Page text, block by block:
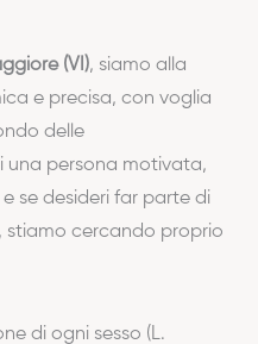
(VI), siamo alla
e precisa, con voglia
delle
una persona motivata,
se desideri far parte di
stiamo cercando proprio
di ogni sesso (L.